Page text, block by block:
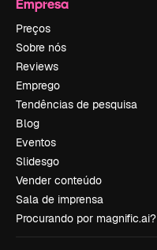
Empresa
Preços
Sobre nós
Reviews
Emprego
Tendências de pesquisa
Blog
Eventos
Slidesgo
Vender conteúdo
Sala de imprensa
Procurando por magnific.ai?